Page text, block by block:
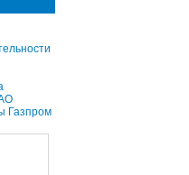
Газпром